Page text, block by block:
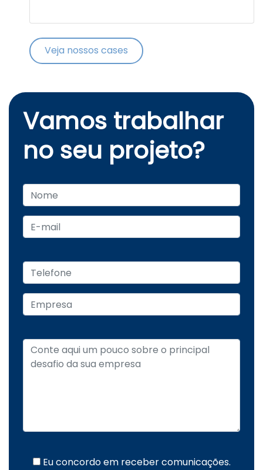
Veja nossos cases
Vamos trabalhar
no seu projeto?
Eu concordo em receber comunicações.